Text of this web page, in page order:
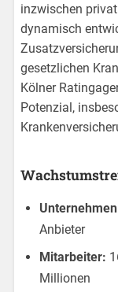
inzwischen
dynamisch
gesetzlichen
Kölner
Potenzial,
Anbieter
Mitarbeiter:
Millionen